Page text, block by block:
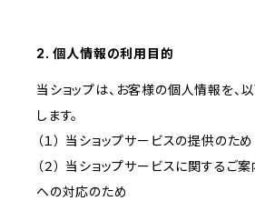
2. 個人情報の利用目的
当ショップは、お客様の個人情報を、
します。
（１） 当ショップサービスの提供のため
（２） 当ショップサービスに関するご
への対応のため